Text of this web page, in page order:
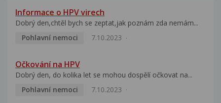
Informace o HPV virech
Dobrý den,chtěl bych se zeptat,jak poznám zda nemám...
Pohlavní nemoci
7.10.2023
Očkování na HPV
Dobrý den, do kolika let se mohou dospělí očkovat na...
Pohlavní nemoci
7.10.2023